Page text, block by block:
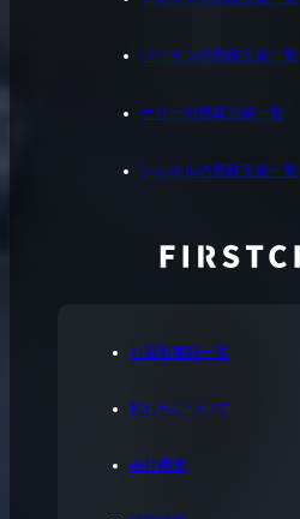
お買取実績一覧
私たちについて
会社概要
バーキンの買取実績一覧
ケリーの買取実績一覧
シャネルの買取実績一覧